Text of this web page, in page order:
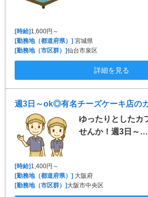
[時給]1,600円～
[勤務地（都道府県）]宮城県
[勤務地（市区群）]仙台市泉区
詳細を見る
ゆったりとしたカ
せんか！週3日～…
[時給] 1,400円～
[勤務地（都道府県）] 大阪府
[勤務地（市区群）] 大阪市中央区